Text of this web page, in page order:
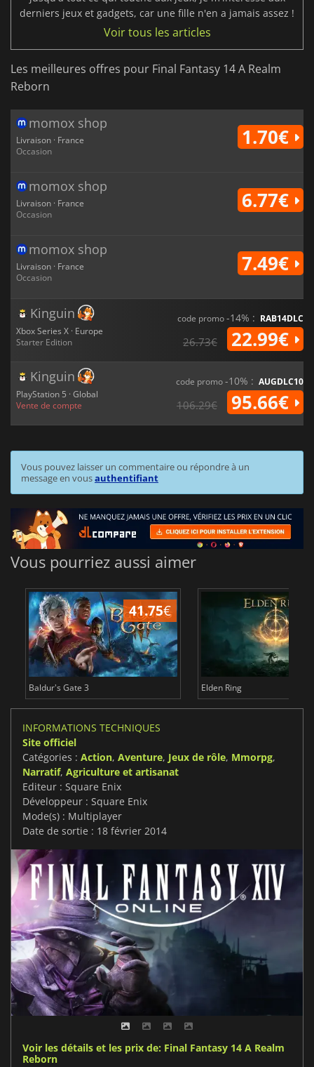
derniers jeux et gadgets, car une fille n'en a jamais assez !
Voir tous les articles
Les meilleures offres pour Final Fantasy 14 A Realm
Reborn
momox shop
Livraison · France
Occasion
1.70€
momox shop
Livraison · France
Occasion
6.77€
momox shop
Livraison · France
Occasion
7.49€
Kinguin
Xbox Series X · Europe
Starter Edition
code promo-14% : RAB14DLC
26.73€ 22.99€
Kinguin
PlayStation 5 · Global
Vente de compte
code promo-10% : AUGDLC10
106.29€ 95.66€
Vous pouvez laisser un commentaire ou répondre à un
message en vousauthentifiant
Vous pourriez aussi aimer
41.75€
Baldur's Gate 3 Elden Ring
INFORMATIONS TECHNIQUES
Site officiel
Catégories : Action, Aventure, Jeux de rôle, Mmorpg,
Narratif, Agriculture et artisanat
Editeur : Square Enix
Développeur : Square Enix
Mode(s) : Multiplayer
Date de sortie : 18 février 2014
Voir les détails et les prix de: Final Fantasy 14 A Realm
Reborn